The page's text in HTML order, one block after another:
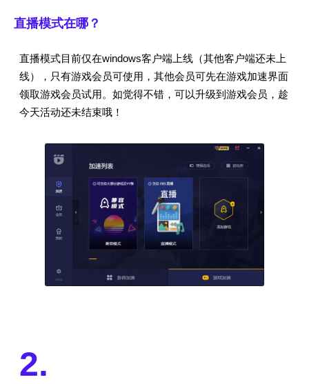
直播模式在哪？
直播模式目前仅在windows客户端上线（其他客户端还未上
线），只有游戏会员可使用，其他会员可先在游戏加速界面
领取游戏会员试用。如觉得不错，可以升级到游戏会员，趁
今天活动还未结束哦！
2.